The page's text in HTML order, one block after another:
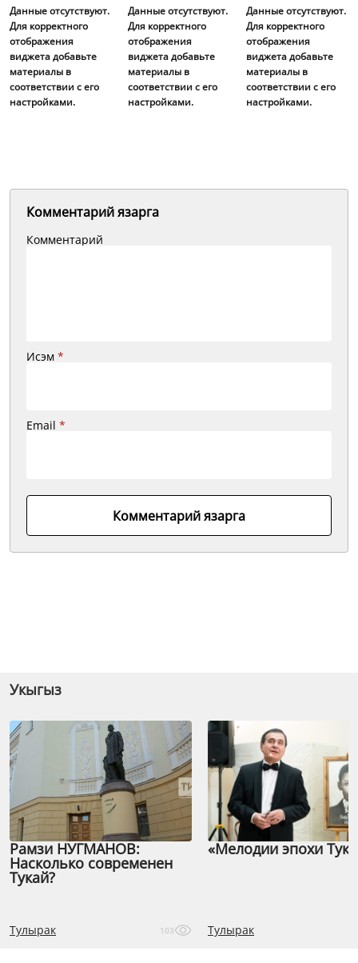
Данные отсутствуют.
Для корректного
отображения
виджета добавьте
материалы в
соответствии с его
настройками.
Данные отсутствуют.
Для корректного
отображения
виджета добавьте
материалы в
соответствии с его
настройками.
Данные отсутствуют.
Для корректного
отображения
виджета добавьте
материалы в
соответствии с его
настройками.
Комментарий язарга
Комментарий
Исэм *
Email *
Комментарий язарга
Укыгыз
Рамзи НУГМАНОВ:
Насколько современен
Тукай?
Тулырак 103
«Мелодии эпохи
Тулырак